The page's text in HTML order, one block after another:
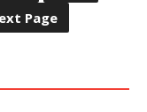
Page